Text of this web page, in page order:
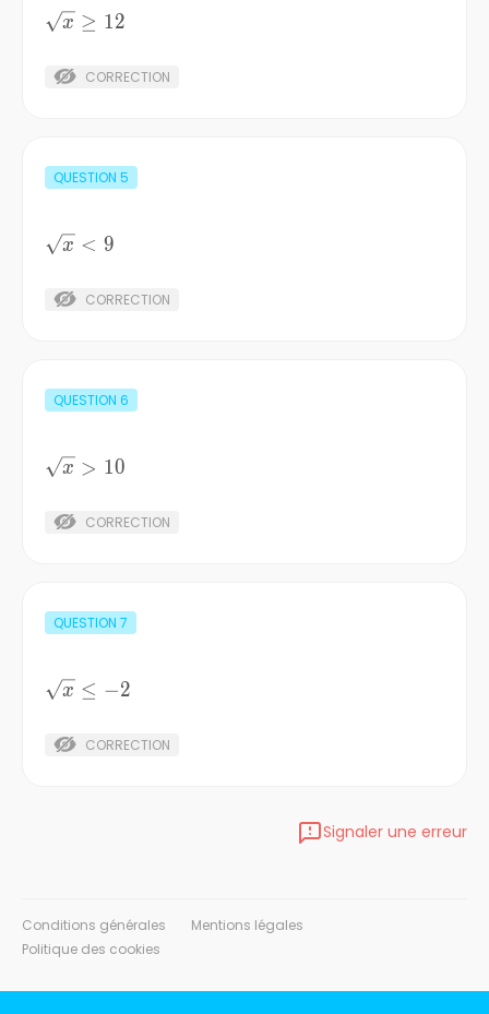
\sqrt{x}
x ≥ 12
CORRECTION
QUESTION 5
\sqrt{x}
x < 9
CORRECTION
QUESTION 6
\sqrt{x}
x > 10
CORRECTION
QUESTION 7
\sqrt{x}
x ≤ −2
CORRECTION
Signaler une erreur
Conditions générales
Mentions légales
Politique des cookies